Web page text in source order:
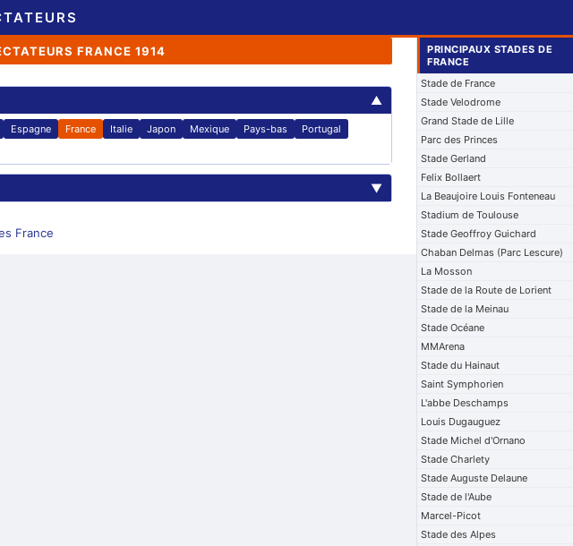
FRANCE 1914
▲
Espagne France Italie Japon Mexique Pays-bas
Portugal
▼
France
PRINCIPAUX STADES DE
FRANCE
Stade de France
Stade Velodrome
Grand Stade de Lille
Parc des Princes
Stade Gerland
Felix Bollaert
La Beaujoire Louis Fonteneau
Stadium de Toulouse
Stade Geoffroy Guichard
Chaban Delmas (Parc Lescure)
La Mosson
Stade de la Route de Lorient
Stade de la Meinau
Stade Océane
MMArena
Stade du Hainaut
Saint Symphorien
L'abbe Deschamps
Louis Dugauguez
Stade Michel d'Ornano
Stade Charlety
Stade Auguste Delaune
Stade de l'Aube
Marcel-Picot
Stade des Alpes